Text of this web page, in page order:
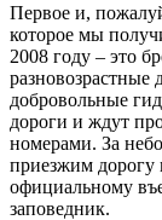
Первое и,
которое мы
2008 году – это
добровольные
дороги и ждут
номерами. За
приезжим дорогу
официальному
заповедник.